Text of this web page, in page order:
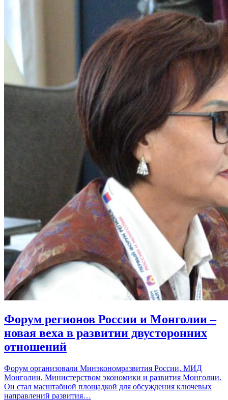
Форум регионов России и Монголии –
новая веха в развитии двусторонних
отношений
Форум организовали Минэкономразвития России, МИД
Монголии, Министерством экономики и развития Монголии.
Он стал масштабной площадкой для обсуждения ключевых
направлений развития…